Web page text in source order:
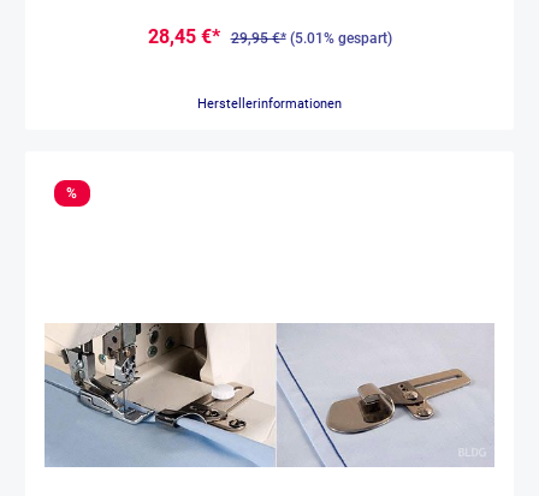
28,45 €* 29,95 €* (5.01% gespart)
Herstellerinformationen
%